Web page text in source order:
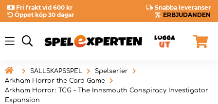
Fri frakt vid 600 kr
Snabba leveranser
Öppet köp 30 dagar
ERBJUDANDEN
 SÄLLSKAPSSPEL
Spelserier
Arkham Horror the Card Game
Arkham Horror: TCG - The Innsmouth Conspiracy Investigator
Expansion